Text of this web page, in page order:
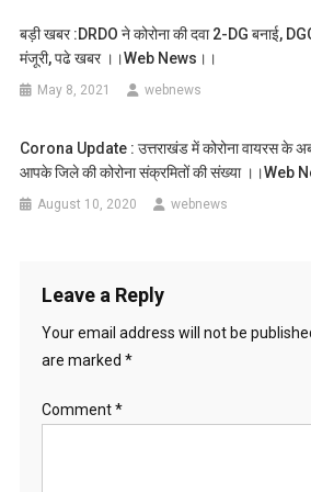
बड़ी खबर :DRDO ने कोरोना की दवा 2-DG बनाई,
मंजूरी, पढे खबर ।।web News।।
May 8, 2021 webnews
Corona Update : उत्तराखंड में कोरोना वायरस
आपके जिले की कोरोना संक्रमितों की संख्या ।।web
August 10, 2020 webnews
Leave a Reply
Your email address will not be
are marked *
Comment*